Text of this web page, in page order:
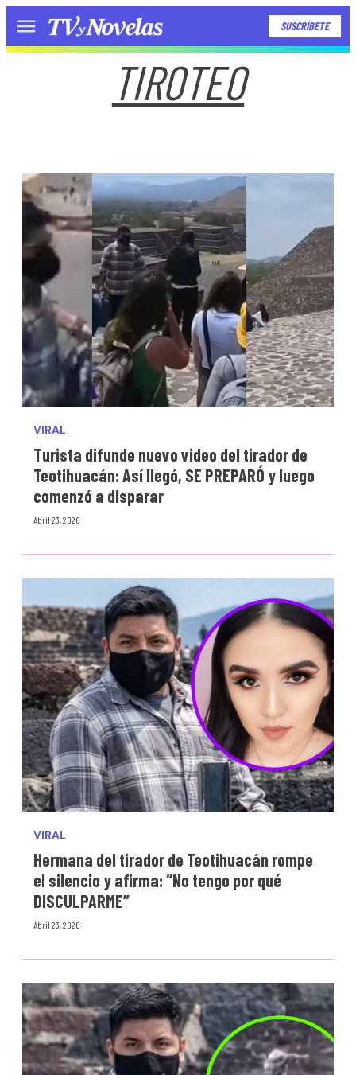
Menú SUSCRÍBETE
TIROTEO
VIRAL
Turista difunde nuevo video del tirador de
Teotihuacán: Así llegó, SE PREPARÓ y luego
comenzó a disparar
Abril 23, 2026
VIRAL
Hermana del tirador de Teotihuacán rompe
el silencio y afirma: “No tengo por qué
DISCULPARME”
Abril 23, 2026